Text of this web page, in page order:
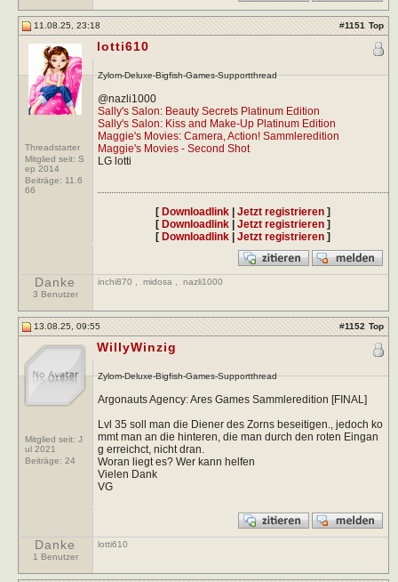
11.08.25, 23:18 #1151 Top
Threadstarter
Mitglied seit: S
ep 2014
Beiträge: 11.6
66
lotti610
Zylom-Deluxe-Bigfish-Games-Supportthread
@nazli1000
Sally's Salon: Beauty Secrets Platinum Edition
Sally's Salon: Kiss and Make-Up Platinum Edition
Maggie's Movies: Camera, Action! Sammleredition
Maggie's Movies - Second Shot
LG lotti
[ Downloadlink| Jetzt registrieren]
[ Downloadlink| Jetzt registrieren]
[ Downloadlink| Jetzt registrieren]
Danke
3 Benutzer
inchi870 midosa nazli1000
13.08.25, 09:55 #1152 Top
Mitglied seit: J
ul 2021
Beiträge: 24
WillyWinzig
Zylom-Deluxe-Bigfish-Games-Supportthread
Argonauts Agency: Ares Games Sammleredition [FINAL]
Lvl 35 soll man die Diener des Zorns beseitigen., jedoch ko
mmt man an die hinteren, die man durch den roten Eingan
g erreichct, nicht dran.
Woran liegt es? Wer kann helfen
Vielen Dank
VG
Danke
1 Benutzer
lotti610